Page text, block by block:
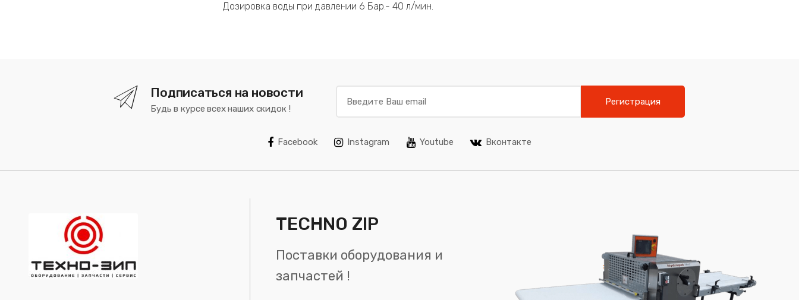
Дозировка воды при давлении 6 Бар.- 40 л/мин.
Подписаться на новости
Будь в курсе всех наших скидок !
Регистрация
Facebook Instagram Youtube Вконтакте
TECHNO ZIP
Поставки оборудования и
запчастей !